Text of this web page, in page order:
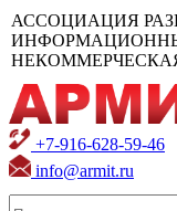
АССОЦИАЦИЯ
+7-916-628-59-46
info@armit.ru